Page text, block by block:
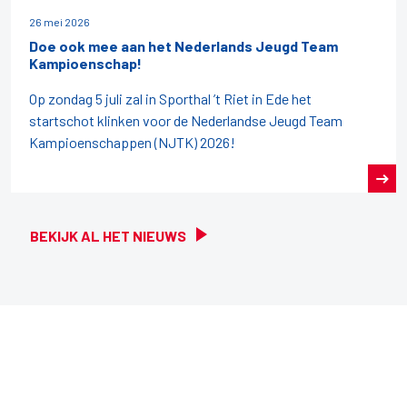
BEKIJK AL HET NIEUWS
26 mei 2026
Doe ook mee aan het Nederlands Jeugd Team
Kampioenschap!
Op zondag 5 juli zal in Sporthal ’t Riet in Ede het
startschot klinken voor de Nederlandse Jeugd Team
Kampioenschappen (NJTK) 2026!